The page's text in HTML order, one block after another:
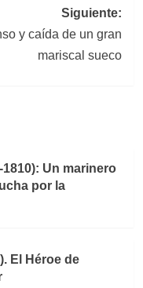
Siguiente:
y caída de un gran
mariscal sueco
Un marinero
por la
El Héroe de